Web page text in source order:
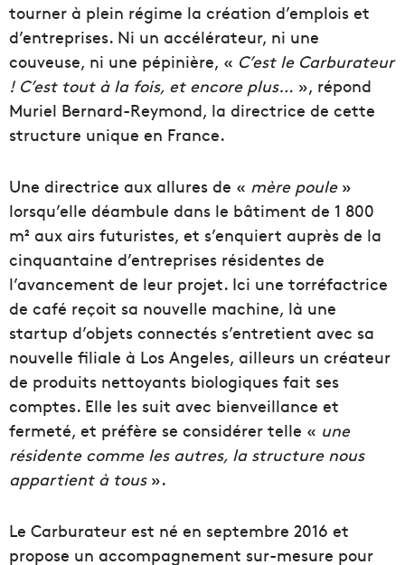
tourner à plein régime la création d’emplois et
d’entreprises. Ni un accélérateur, ni une
couveuse, ni une pépinière, « C’est le Carburateur
! C’est tout à la fois, et encore plus… », répond
Muriel Bernard-Reymond, la directrice de cette
structure unique en France.
Une directrice aux allures de « mère poule»
lorsqu’elle déambule dans le bâtiment de 1 800
m² aux airs futuristes, et s’enquiert auprès de la
cinquantaine d’entreprises résidentes de
l’avancement de leur projet. Ici une torréfactrice
de café reçoit sa nouvelle machine, là une
startup d’objets connectés s’entretient avec sa
nouvelle filiale à Los Angeles, ailleurs un créateur
de produits nettoyants biologiques fait ses
comptes. Elle les suit avec bienveillance et
fermeté, et préfère se considérer telle « une
résidente comme les autres, la structure nous
appartient à tous».
Le Carburateur est né en septembre 2016 et
propose un accompagnement sur-mesure pour